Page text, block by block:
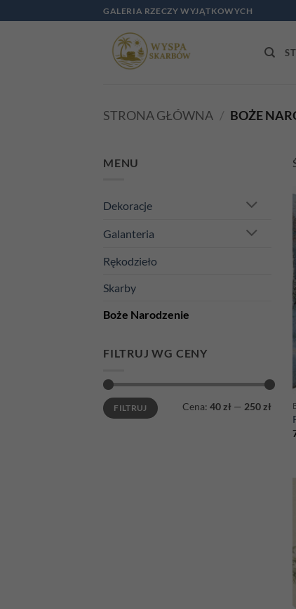
do
GALERIA RZECZY WYJĄTKOWYCH
STRONA GŁÓWNA / BOŻE
MENU
Dekoracje
Galanteria
Rękodzieło
Skarby
Boże Narodzenie
FILTRUJ WG CENY
Cena
min
Cena
maxFILTRUJ Cena: 40 zł — 250 zł